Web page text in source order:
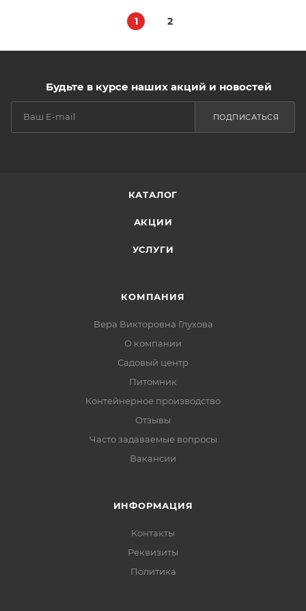
1 2
Будьте в курсе наших акций и новостей
ПОДПИСАТЬСЯ
КАТАЛОГ
АКЦИИ
УСЛУГИ
КОМПАНИЯ
Вера Викторовна Глухова
О компании
Садовый центр
Питомник
Контейнерное производство
Отзывы
Часто задаваемые вопросы
Вакансии
ИНФОРМАЦИЯ
Контакты
Реквизиты
Политика